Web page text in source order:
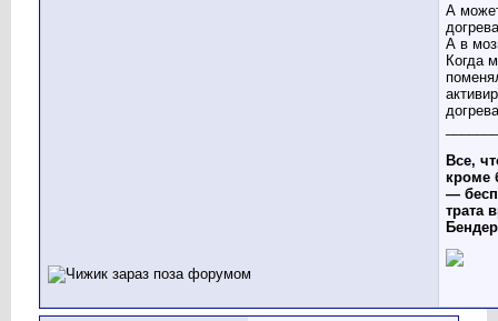
А
А в
Когда
Все,
кроме
—
трата